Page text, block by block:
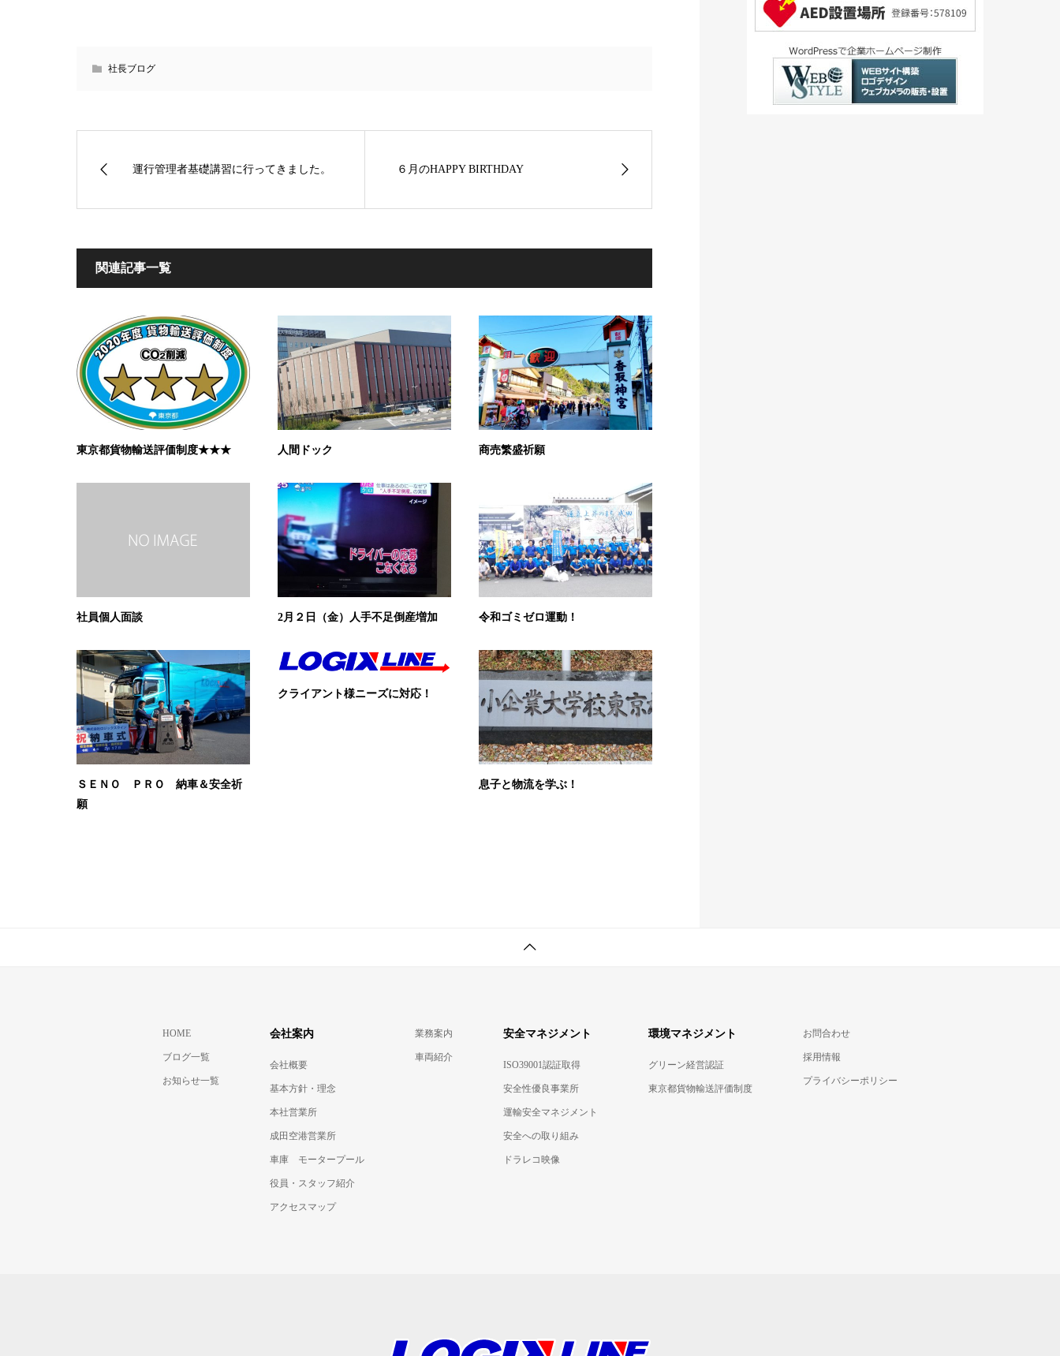
社長ブログ
運行管理者基礎講習に行ってきました。 ６月のHAPPY BIRTHDAY
関連記事一覧
東京都貨物輸送評価制度★★★ 人間ドック 商売繁盛祈願
社員個人面談 2月２日（金）人手不足倒産増加 令和ゴミゼロ運動！
ＳＥＮＯ ＰＲＯ 納車＆安全祈
願
クライアント様ニーズに対応！
息子と物流を学ぶ！
HOME
ブログ一覧
お知らせ一覧
会社案内
会社概要
基本方針・理念
本社営業所
成田空港営業所
車庫 モータープール
役員・スタッフ紹介
アクセスマップ
業務案内
車両紹介
安全マネジメント
ISO39001認証取得
安全性優良事業所
運輸安全マネジメント
安全への取り組み
ドラレコ映像
環境マネジメント
グリーン経営認証
東京都貨物輸送評価制度
お問合わせ
採用情報
プライバシーポリシー